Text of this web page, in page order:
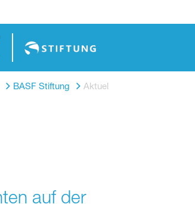
BASF Stiftung Aktuelles
auf der